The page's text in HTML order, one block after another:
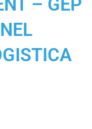
– GEP